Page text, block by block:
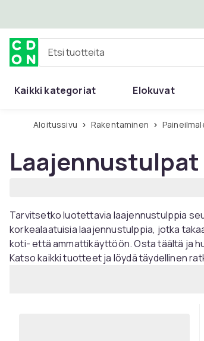
Etsi tuotteita
Kaikki kategoriat Elokuvat
Aloitussivu Rakentaminen
Laajennustulpat
Tarvitsetko luotettavia laajennustulppia
korkealaatuisia laajennustulppia, jotka
koti- että ammattikäyttöön. Osta täältä ja
Katso kaikki tuotteet ja löydä täydellinen